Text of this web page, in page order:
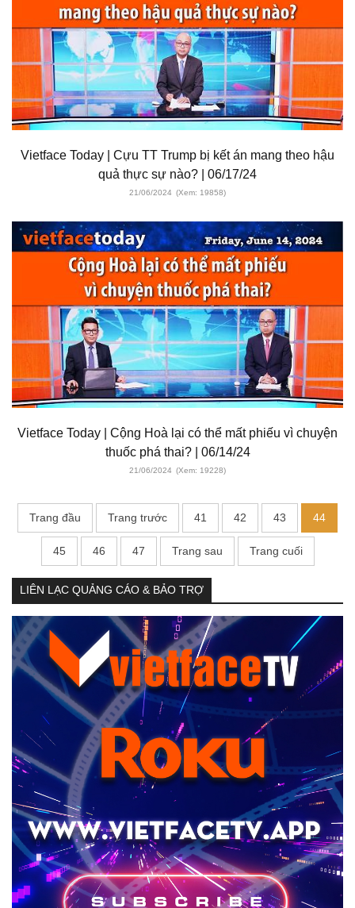
Vietface Today | Cựu TT Trump bị kết án mang theo hậu
quả thực sự nào? | 06/17/24
21/06/2024 (Xem: 19858)
Vietface Today | Cộng Hoà lại có thể mất phiếu vì chuyện
thuốc phá thai? | 06/14/24
21/06/2024 (Xem: 19228)
Trang đầu Trang trước 41 42 43 44
45 46 47 Trang sau Trang cuối
LIÊN LẠC QUẢNG CÁO & BẢO TRỢ